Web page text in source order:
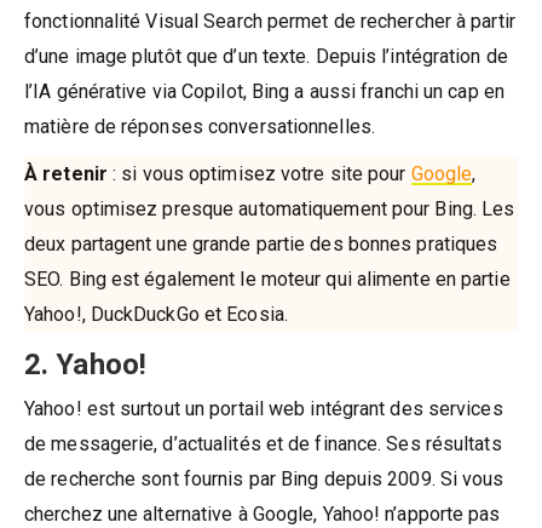
fonctionnalité Visual Search permet de rechercher à partir
d’une image plutôt que d’un texte. Depuis l’intégration de
l’IA générative via Copilot, Bing a aussi franchi un cap en
matière de réponses conversationnelles.
À retenir : si vous optimisez votre site pour Google,
vous optimisez presque automatiquement pour Bing. Les
deux partagent une grande partie des bonnes pratiques
SEO. Bing est également le moteur qui alimente en partie
Yahoo!, DuckDuckGo et Ecosia.
2. Yahoo!
Yahoo! est surtout un portail web intégrant des services
de messagerie, d’actualités et de finance. Ses résultats
de recherche sont fournis par Bing depuis 2009. Si vous
cherchez une alternative à Google, Yahoo! n’apporte pas